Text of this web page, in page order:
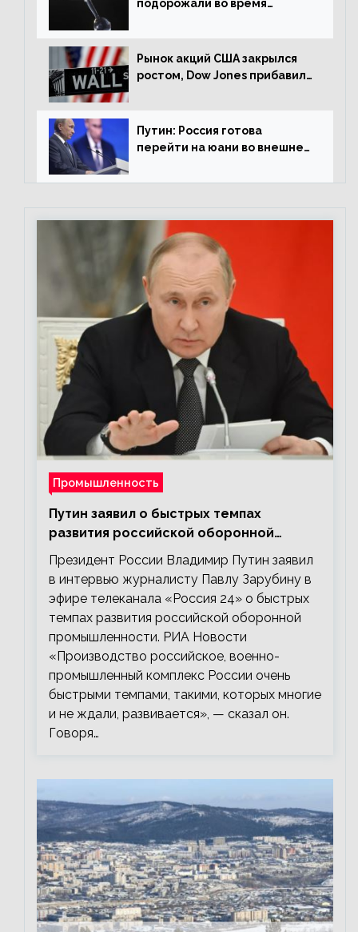
подорожали во время
Рынок акций США закрылся
ростом, Dow Jones прибавил
Путин: Россия готова
перейти на юани во внешней
Промышленность
Путин заявил о быстрых темпах
развития российской оборонной
промышленности
Президент России Владимир Путин заявил
в интервью журналисту Павлу Зарубину в
эфире телеканала «Россия 24» о быстрых
темпах развития российской оборонной
промышленности. РИА Новости
«Производство российское, военно-
промышленный комплекс России очень
быстрыми темпами, такими, которых многие
и не ждали, развивается», — сказал он.
Говоря…